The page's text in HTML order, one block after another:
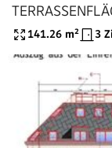
SCHÖNBRUNN
141.26 m² 3